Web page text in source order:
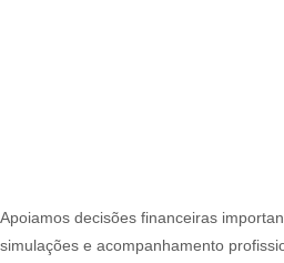
Apoiamos decisões financeiras
simulações e acompanhamento